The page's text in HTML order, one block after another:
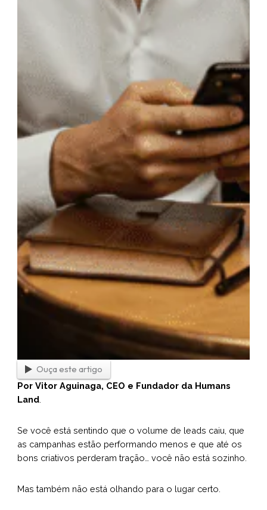
Ouça este artigo
Por Vitor Aguinaga, CEO e Fundador da Humans
Land
Se você está sentindo que o volume de leads caiu, que
as campanhas estão performando menos e que até os
bons criativos perderam tração… você não está sozinho.
Mas também não está olhando para o lugar certo.